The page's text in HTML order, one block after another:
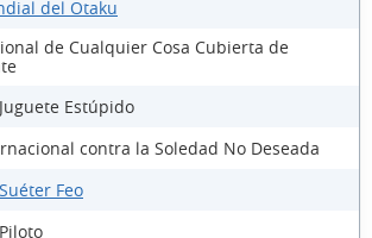
del Otaku
de Cualquier Cosa Cubierta de
Estúpido
contra la Soledad No Deseada
Feo